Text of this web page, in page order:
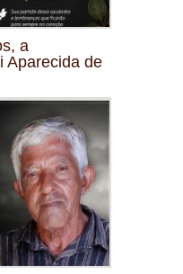
a
Aparecida de